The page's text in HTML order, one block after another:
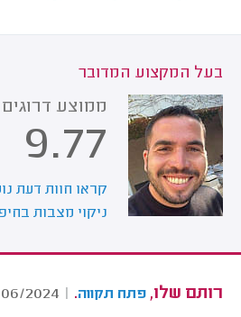
בעל המקצוע המדובר
ממוצע דרוגים
9.77
קראו חוות דעת
ניקוי מצבות
רותם שלו, פתח תקווה.
|
2024